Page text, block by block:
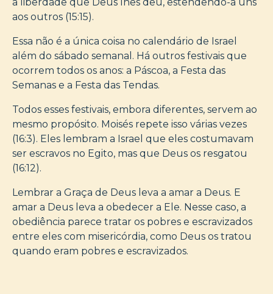
aos outros (15:15).
Essa não é a única coisa no calendário de Israel
além do sábado semanal. Há outros festivais que
ocorrem todos os anos: a Páscoa, a Festa das
Semanas e a Festa das Tendas.
Todos esses festivais, embora diferentes, servem ao
mesmo propósito. Moisés repete isso várias vezes
(16:3). Eles lembram a Israel que eles costumavam
ser escravos no Egito, mas que Deus os resgatou
(16:12).
Lembrar a Graça de Deus leva a amar a Deus. E
amar a Deus leva a obedecer a Ele. Nesse caso, a
obediência parece tratar os pobres e escravizados
entre eles com misericórdia, como Deus os tratou
quando eram pobres e escravizados.